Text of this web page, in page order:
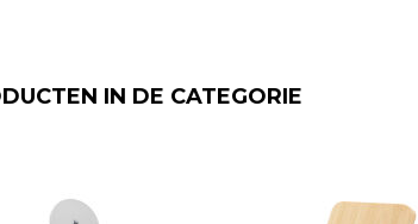
IN DE CATEGORIE